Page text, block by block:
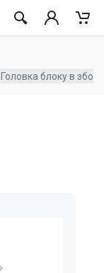
Головка блоку в